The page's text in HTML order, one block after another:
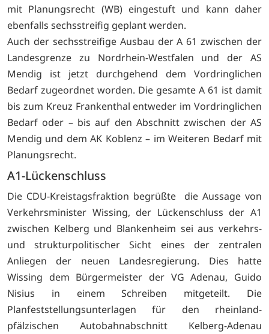
mit Planungsrecht (WB) eingestuft und kann daher
ebenfalls sechsstreifig geplant werden.
Auch der sechsstreifige Ausbau der A 61 zwischen der
Landesgrenze zu Nordrhein-Westfalen und der AS
Mendig ist jetzt durchgehend dem Vordringlichen
Bedarf zugeordnet worden. Die gesamte A 61 ist damit
bis zum Kreuz Frankenthal entweder im Vordringlichen
Bedarf oder – bis auf den Abschnitt zwischen der AS
Mendig und dem AK Koblenz – im Weiteren Bedarf mit
Planungsrecht.
A1-Lückenschluss
Die CDU-Kreistagsfraktion begrüßte die Aussage von
Verkehrsminister Wissing, der Lückenschluss der A1
zwischen Kelberg und Blankenheim sei aus verkehrs-
und strukturpolitischer Sicht eines der zentralen
Anliegen der neuen Landesregierung. Dies hatte
Wissing dem Bürgermeister der VG Adenau, Guido
Nisius in einem Schreiben mitgeteilt. Die
Planfeststellungsunterlagen für den rheinland-
pfälzischen Autobahnabschnitt Kelberg-Adenau